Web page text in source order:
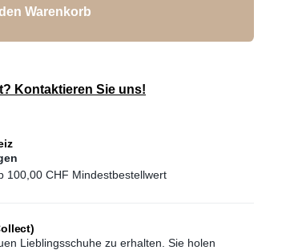
den Warenkorb
Kontaktieren Sie uns!
100,00 CHF Mindestbestellwert
Lieblingsschuhe zu erhalten. Sie holen